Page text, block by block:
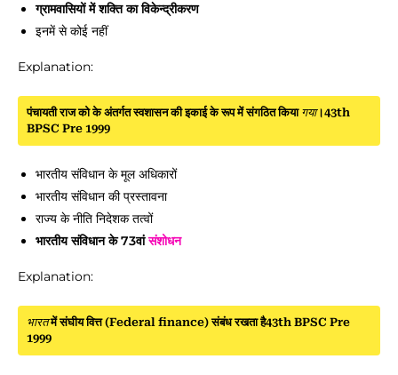
ग्रामवासियों में शक्ति का विकेन्द्रीकरण
इनमें से कोई नहीं
Explanation:
पंचायती राज को के अंतर्गत स्वशासन की इकाई के रूप में संगठित किया गया।43th
BPSC Pre 1999
भारतीय संविधान के मूल अधिकारों
भारतीय संविधान की प्रस्तावना
राज्य के नीति निदेशक तत्वों
भारतीय संविधान के 73वांसंशोधन
Explanation:
भारतमें संघीय वित्त (Federal finance) संबंध रखता है43th BPSC Pre
1999